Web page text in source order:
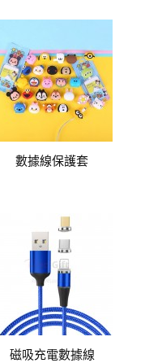
數據線保護套
磁吸充電數據線